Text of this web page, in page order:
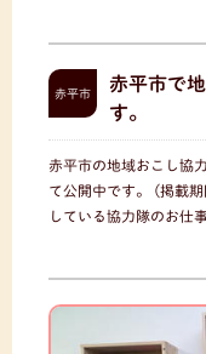
赤平市
赤平市で
す。
赤平市の地域おこし協
て公開中です。 (掲載
している協力隊のお仕